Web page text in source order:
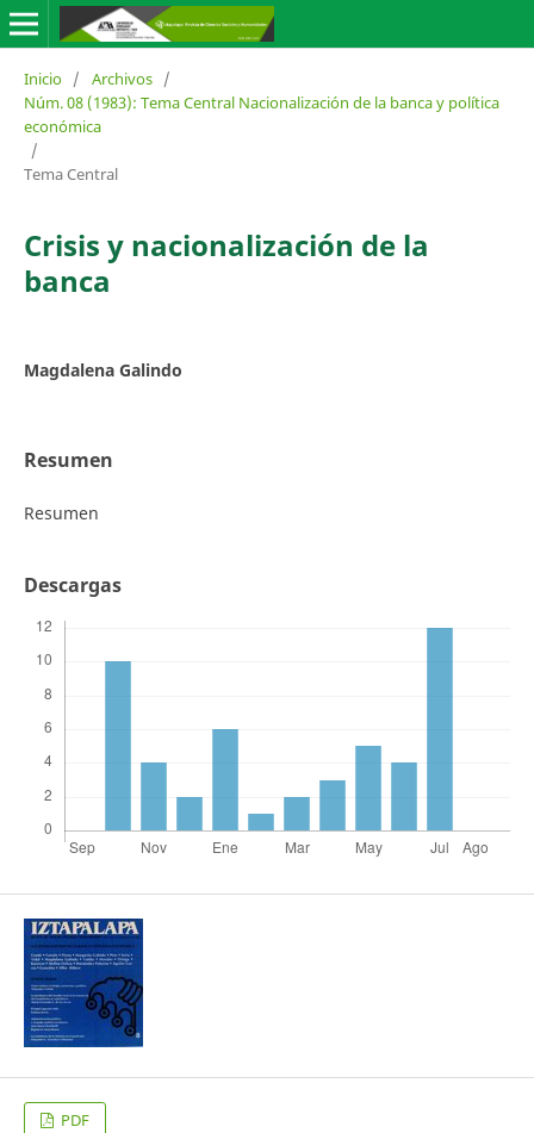
Inicio / Archivos /
Núm. 08 (1983): Tema Central Nacionalización de la banca y política
económica
/
Tema Central
Crisis y nacionalización de la
banca
Magdalena Galindo
Resumen
Resumen
Descargas
PDF